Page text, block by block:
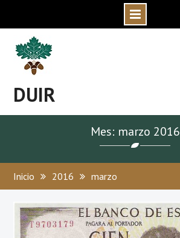
content
DUIR
Mes: marzo 2016
Inicio 2016 marzo